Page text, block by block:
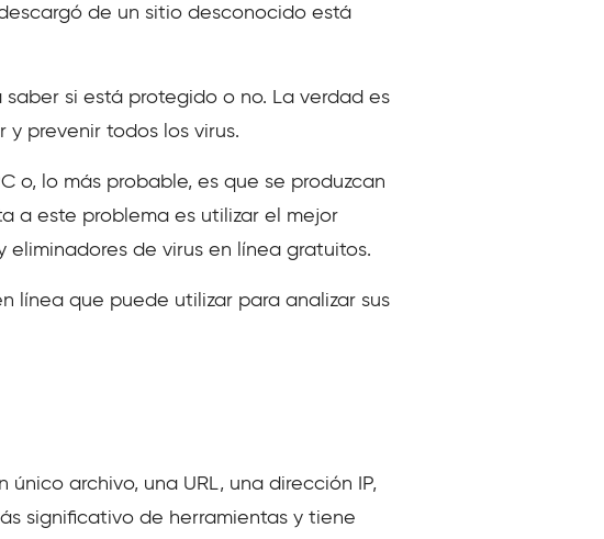
de un sitio desconocido está
si está protegido o no. La verdad es
prevenir todos los virus.
o, lo más probable, es que se produzcan
a este problema es utilizar el mejor
de virus en línea gratuitos.
línea que puede utilizar para analizar sus
archivo, una URL, una dirección IP,
significativo de herramientas y tiene